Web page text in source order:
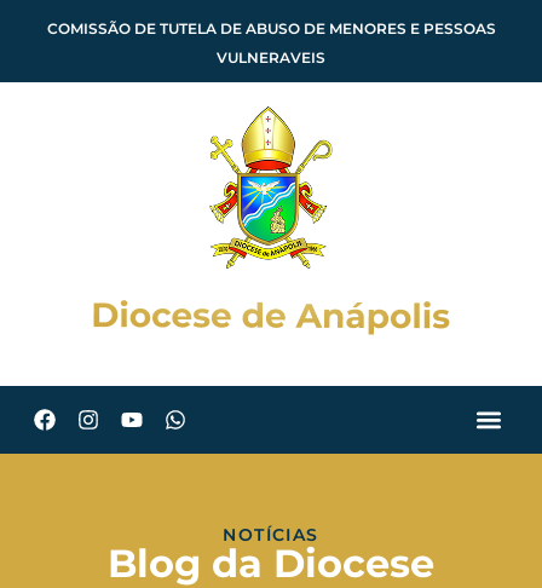
COMISSÃO DE TUTELA DE ABUSO DE MENORES E PESSOAS
VULNERAVEIS
NOTÍCIAS
Blog da Diocese